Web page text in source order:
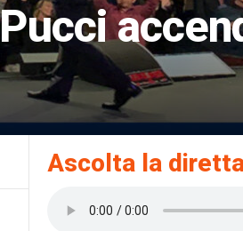
Ascolta la